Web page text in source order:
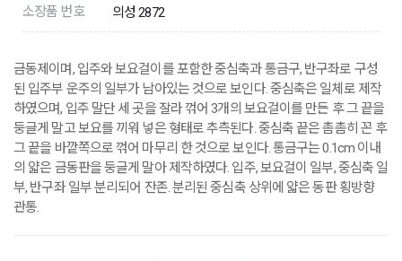
소장품 번호 의성 2872
금동제이며, 입주와 보요걸이를 포함한 중심축과 통금구, 반구좌로 구성
된 입주부 운주의 일부가 남아있는 것으로 보인다. 중심축은 일체로 제작
하였으며, 입주 말단 세 곳을 잘라 꺾어 3개의 보요걸이를 만든 후 그 끝을
둥글게 말고 보요를 끼워 넣은 형태로 추측된다. 중심축 끝은 촘촘히 꼰 후
그 끝을 바깥쪽으로 꺾어 마무리 한 것으로 보인다. 통금구는 0.1cm 이내
의 얇은 금동판을 둥글게 말아 제작하였다. 입주, 보요걸이 일부, 중심축 일
부, 반구좌 일부 분리되어 잔존. 분리된 중심축 상위에 얇은 동판 횡방향
관통.